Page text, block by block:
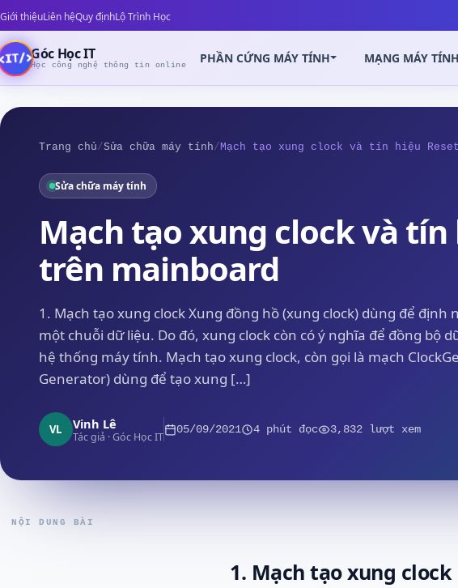
Giới thiệuLiên hệQuy địnhLộ Trình Học
Góc Học IT
Học công nghệ thông tin online PHẦN CỨNG MÁY TÍNH MẠNG MÁY TÍNH
Trang chủ/Sửa chữa máy tính/Mạch tạo xung clock và tín hiệu
Sửa chữa máy tính
Mạch tạo xung clock và tín
trên mainboard
1. Mạch tạo xung clock Xung đồng hồ (xung clock) dùng để định
một chuỗi dữ liệu. Do đó, xung clock còn có ý nghĩa để đồng bộ
hệ thống máy tính. Mạch tạo xung clock, còn gọi là mạch
Generator) dùng để tạo xung […]
VL Vinh Lê
Tác giả · Góc Học IT
05/09/2021 4 phút đọc 3,832 lượt xem
NỘI DUNG BÀI
1. Mạch tạo xung clock